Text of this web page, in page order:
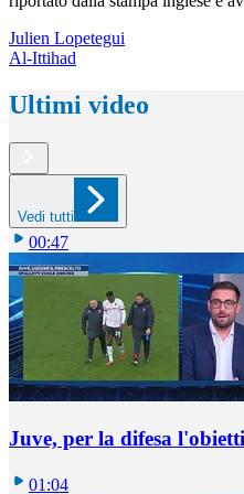
Julien Lopetegui
Al-Ittihad
Ultimi video
Vedi tutti
00:47
Juve, per la difesa
01:04